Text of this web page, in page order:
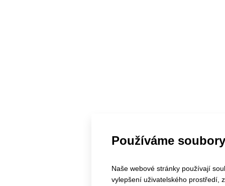
Používáme
Naše webové stránky používají
vylepšení uživatelského prostředí,